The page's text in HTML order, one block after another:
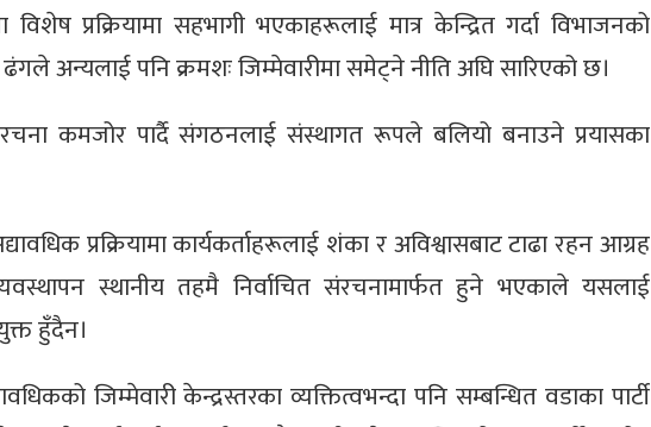
प्रक्रियामा सहभागी भएकाहरूलाई मात्र केन्द्रित गर्दा विभाजनको
अन्यलाई पनि क्रमशः जिम्मेवारीमा समेट्ने नीति अघि सारिएको छ।
कमजोर पार्दै संगठनलाई संस्थागत रूपले बलियो बनाउने प्रयासका
प्रक्रियामा कार्यकर्ताहरूलाई शंका र अविश्वासबाट टाढा रहन आग्रह
स्थानीय तहमै निर्वाचित संरचनामार्फत हुने भएकाले यसलाई
हुँदैन।
जिम्मेवारी केन्द्रस्तरका व्यक्तित्वभन्दा पनि सम्बन्धित वडाका पार्टी